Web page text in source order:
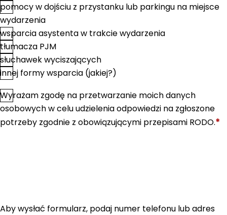
pomocy w dojściu z przystanku lub parkingu na miejsce
wydarzenia
wsparcia asystenta w trakcie wydarzenia
tłumacza PJM
słuchawek wyciszających
innej formy wsparcia (jakiej?)
Zgoda*
Wyrażam zgodę na przetwarzanie moich danych
osobowych w celu udzielenia odpowiedzi na zgłoszone
potrzeby zgodnie z obowiązującymi przepisami RODO.*
Aby wysłać formularz, podaj numer telefonu lub adres